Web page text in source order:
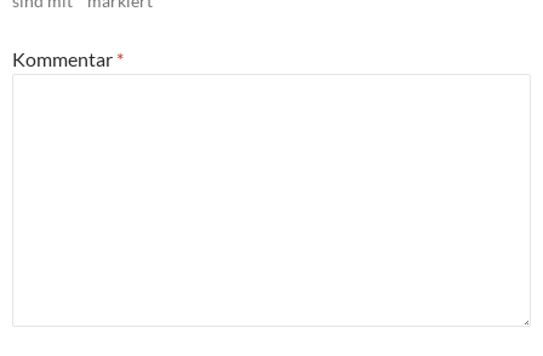
Kommentar *